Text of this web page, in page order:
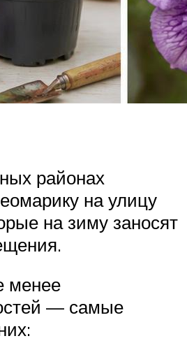
районах
на улицу
на зиму заносят
менее
— самые